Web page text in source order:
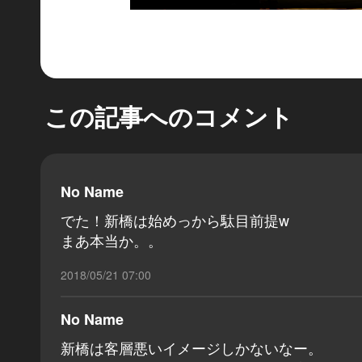
この記事へのコメント
No Name
でた！新橋は始めっから駄目前提w
まあ本当か。。
2018/05/21 07:00
No Name
新橋は客層悪いイメージしかないなー。